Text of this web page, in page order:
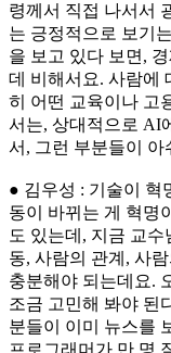
령께서 직접 나서서
는 긍정적으로 보기
을 보고 있다 보면,
데 비해서요. 사람에
히 어떤 교육이나 고
서는, 상대적으로 AI
서, 그런 부분들이 아
● 김우성 : 기술이 혁
동이 바뀌는 게 혁명
도 있는데, 지금 교
동, 사람의 관계, 사
충분해야 되는데요.
조금 고민해 봐야 된
분들이 이미 뉴스를